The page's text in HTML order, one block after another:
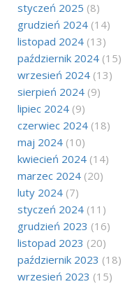
styczeń 2025 (8)
grudzień 2024 (14)
listopad 2024 (13)
październik 2024 (15)
wrzesień 2024 (13)
sierpień 2024 (9)
lipiec 2024 (9)
czerwiec 2024 (18)
maj 2024 (10)
kwiecień 2024 (14)
marzec 2024 (20)
luty 2024 (7)
styczeń 2024 (11)
grudzień 2023 (16)
listopad 2023 (20)
październik 2023 (18)
wrzesień 2023 (15)